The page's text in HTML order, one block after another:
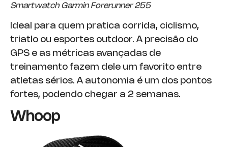
Smartwatch Garmin Forerunner 255
Ideal para quem pratica corrida, ciclismo,
triatlo ou esportes outdoor. A precisão do
GPS e as métricas avançadas de
treinamento fazem dele um favorito entre
atletas sérios. A autonomia é um dos pontos
fortes, podendo chegar a 2 semanas.
Whoop